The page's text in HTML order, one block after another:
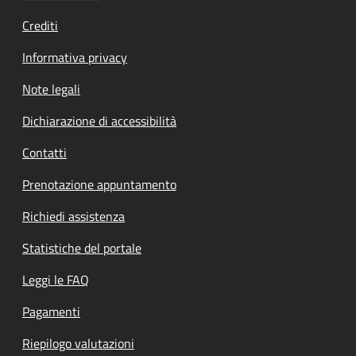
Crediti
Informativa privacy
Note legali
Dichiarazione di accessibilità
Contatti
Prenotazione appuntamento
Richiedi assistenza
Statistiche del portale
Leggi le FAQ
Pagamenti
Riepilogo valutazioni